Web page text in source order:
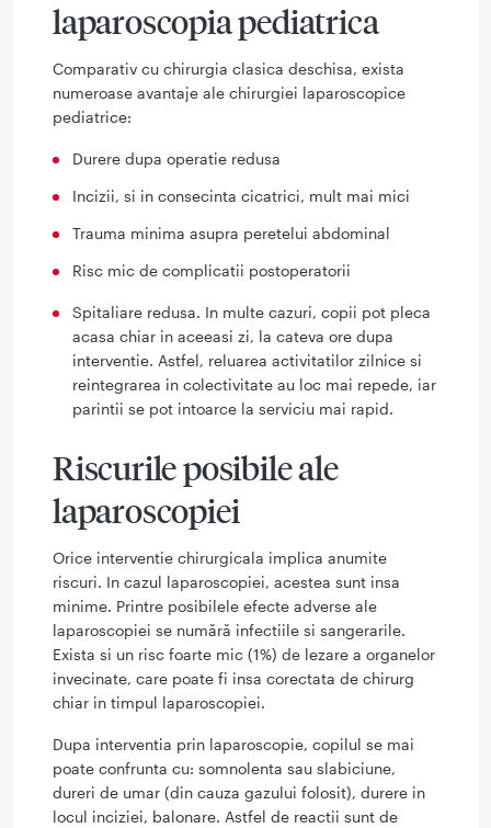
laparoscopia pediatrica
Comparativ cu chirurgia clasica deschisa, exista
numeroase avantaje ale chirurgiei laparoscopice
pediatrice:
Durere dupa operatie redusa
Incizii, si in consecinta cicatrici, mult mai mici
Trauma minima asupra peretelui abdominal
Risc mic de complicatii postoperatorii
Spitaliare redusa. In multe cazuri, copii pot pleca
acasa chiar in aceeasi zi, la cateva ore dupa
interventie. Astfel, reluarea activitatilor zilnice si
reintegrarea in colectivitate au loc mai repede, iar
parintii se pot intoarce la serviciu mai rapid.
Riscurile posibile ale
laparoscopiei
Orice interventie chirurgicala implica anumite
riscuri. In cazul laparoscopiei, acestea sunt insa
minime. Printre posibilele efecte adverse ale
laparoscopiei se numără infectiile si sangerarile.
Exista si un risc foarte mic (1%) de lezare a organelor
invecinate, care poate fi insa corectata de chirurg
chiar in timpul laparoscopiei.
Dupa interventia prin laparoscopie, copilul se mai
poate confrunta cu: somnolenta sau slabiciune,
dureri de umar (din cauza gazului folosit), durere in
locul inciziei, balonare. Astfel de reactii sunt de